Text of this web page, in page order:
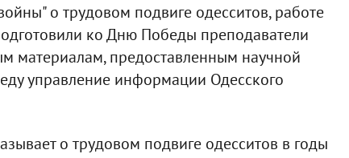
о трудовом подвиге одесситов, работе
ко Дню Победы преподаватели
материалам, предоставленным научной
управление информации Одесского
о трудовом подвиге одесситов в годы